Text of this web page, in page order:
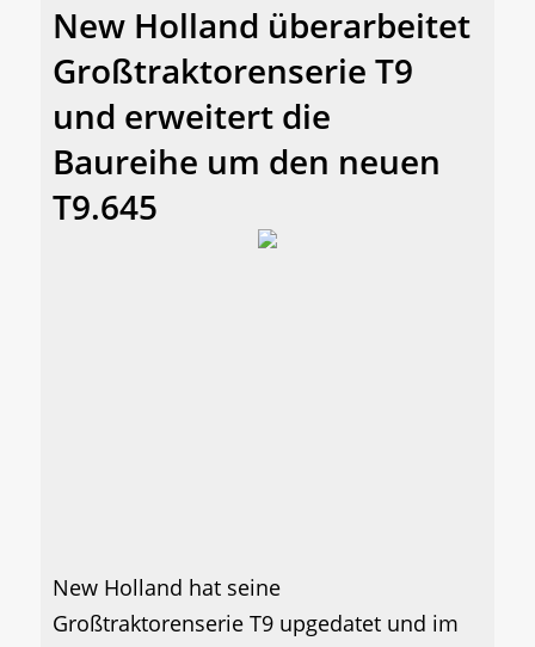
New Holland überarbeitet
Großtraktorenserie T9
und erweitert die
Baureihe um den neuen
T9.645
New Holland hat seine
Großtraktorenserie T9 upgedatet und im